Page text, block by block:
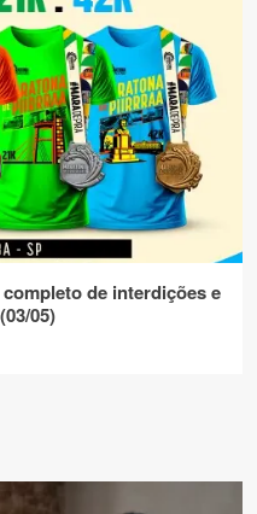
de interdições e
05)